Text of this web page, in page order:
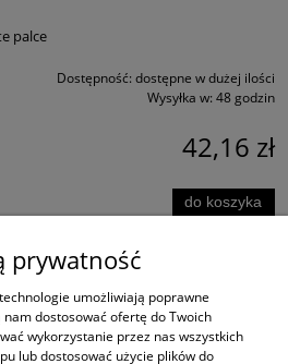
palce
Dostępność: dostępne w dużej ilości
Wysyłka w: 48 godzin
42,16 zł
do koszyka
prywatność
umożliwiają poprawne
dostosować ofertę do Twoich
wykorzystanie przez nas wszystkich
lub dostosować użycie plików do